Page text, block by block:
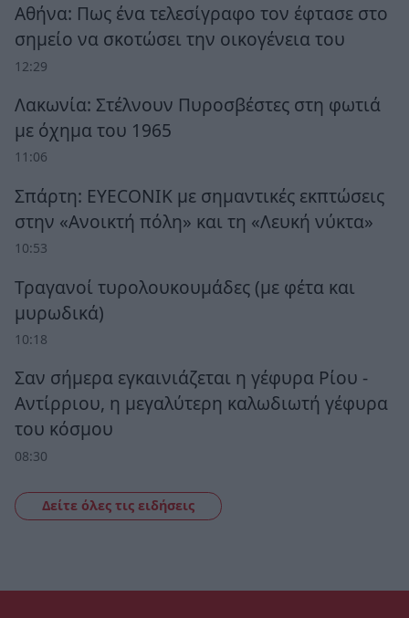
Αθήνα: Πως ένα τελεσίγραφο τον έφτασε στο
σημείο να σκοτώσει την οικογένεια του
12:29
Λακωνία: Στέλνουν Πυροσβέστες στη φωτιά
με όχημα του 1965
11:06
Σπάρτη: EYECONIK με σημαντικές εκπτώσεις
στην «Ανοικτή πόλη» και τη «Λευκή νύκτα»
10:53
Τραγανοί τυρολουκουμάδες (με φέτα και
μυρωδικά)
10:18
Σαν σήμερα εγκαινιάζεται η γέφυρα Ρίου -
Αντίρριου, η μεγαλύτερη καλωδιωτή γέφυρα
του κόσμου
08:30
Δείτε όλες τις ειδήσεις